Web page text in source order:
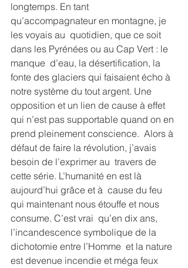
longtemps. En tant
qu’accompagnateur en montagne, je
les voyais au  quotidien, que ce soit
dans les Pyrénées ou au Cap Vert : le
manque  d’eau, la désertification, la
fonte des glaciers qui faisaient écho à
notre système du tout argent. Une
opposition et un lien de cause à effet
qui n’est pas supportable quand on en
prend pleinement conscience.  Alors à
défaut de faire la révolution, j’avais
besoin de l’exprimer au  travers de
cette série. L’humanité en est là
aujourd’hui grâce et à  cause du feu
qui maintenant nous étouffe et nous
consume. C’est vrai  qu’en dix ans,
l’incandescence symbolique de la
dichotomie entre l’Homme  et la nature
est devenue incendie et méga feux